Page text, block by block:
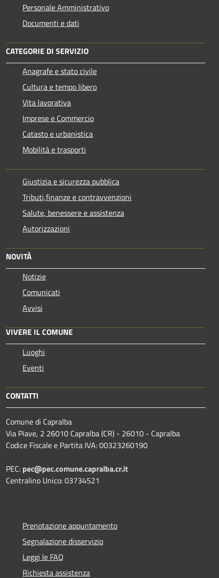
Personale Amministrativo
Documenti e dati
CATEGORIE DI SERVIZIO
Anagrafe e stato civile
Cultura e tempo libero
Vita lavorativa
Imprese e Commercio
Catasto e urbanistica
Mobilità e trasporti
Giustizia e sicurezza pubblica
Tributi,finanze e contravvenzioni
Salute, benessere e assistenza
Autorizzazioni
NOVITÀ
Notizie
Comunicati
Avvisi
VIVERE IL COMUNE
Luoghi
Eventi
CONTATTI
Comune di Capralba
Via Piave, 2 26010 Capralba (CR) - 26010 - Capralba
Codice Fiscale e Partita IVA: 00323260190
PEC: pec@pec.comune.capralba.cr.it
Centralino Unico: 03734521
Prenotazione appuntamento
Segnalazione disservizio
Leggi le FAQ
Richiesta assistenza